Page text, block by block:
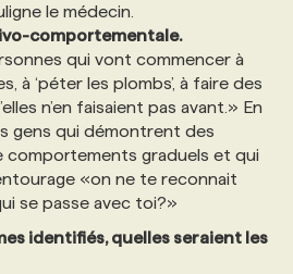
le médecin.
comportementale.
qui vont commencer à
à ‘péter les plombs’, à faire des
n’en faisaient pas avant.» En
gens qui démontrent des
comportements graduels et qui
«on ne te reconnait
se passe avec toi?»
identifiés, quelles seraient les